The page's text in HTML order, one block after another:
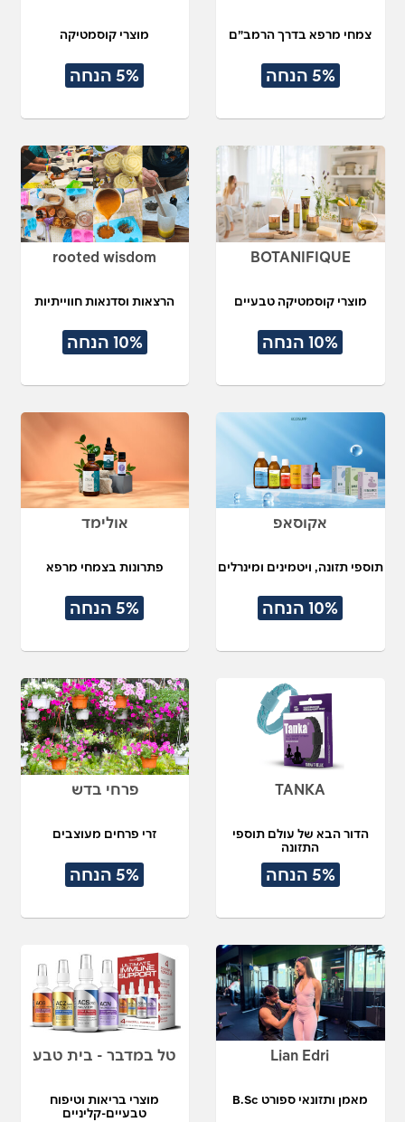
צמחי מרפא בדרך הרמב״ם
5% הנחה
מוצרי קוסמטיקה
5% הנחה
BOTANIFIQUE
מוצרי קוסמטיקה טבעיים
10% הנחה
rooted wisdom
הרצאות וסדנאות חווייתיות
10% הנחה
אקוסאפ
תוספי תזונה, ויטמינים ומינרלים
10% הנחה
אולימד
פתרונות בצמחי מרפא
5% הנחה
TANKA
הדור הבא של עולם תוספי
התזונה
5% הנחה
פרחי בדש
זרי פרחים מעוצבים
5% הנחה
Lian Edri
מאמן ותזונאי ספורט B.Sc
טל במדבר - בית טבע
מוצרי בריאות וטיפוח
טבעיים-קליניים